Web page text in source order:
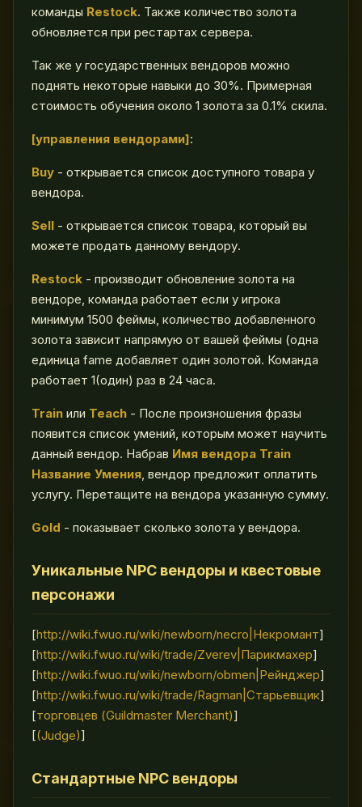
команды Restock. Также количество золота
обновляется при рестартах сервера.
Так же у государственных вендоров можно
поднять некоторые навыки до 30%. Примерная
стоимость обучения около 1 золота за 0.1% скила.
[управления вендорами]:
Buy - открывается список доступного товара у
вендора.
Sell - открывается список товара, который вы
можете продать данному вендору.
Restock - производит обновление золота на
вендоре, команда работает если у игрока
минимум 1500 феймы, количество добавленного
золота зависит напрямую от вашей феймы (одна
единица fame добавляет один золотой. Команда
работает 1(один) раз в 24 часа.
Train или Teach - После произношения фразы
появится список умений, которым может научить
данный вендор. Набрав Имя вендора Train
Название Умения, вендор предложит оплатить
услугу. Перетащите на вендора указанную сумму.
Gold - показывает сколько золота у вендора.
Уникальные NPC вендоры и квестовые
персонажи
[http://wiki.fwuo.ru/wiki/newborn/necro|Некромант]
[http://wiki.fwuo.ru/wiki/trade/Zverev|Парикмахер]
[http://wiki.fwuo.ru/wiki/newborn/obmen|Рейнджер]
[http://wiki.fwuo.ru/wiki/trade/Ragman|Старьевщик]
[торговцев (Guildmaster Merchant)]
[(Judge)]
Стандартные NPC вендоры